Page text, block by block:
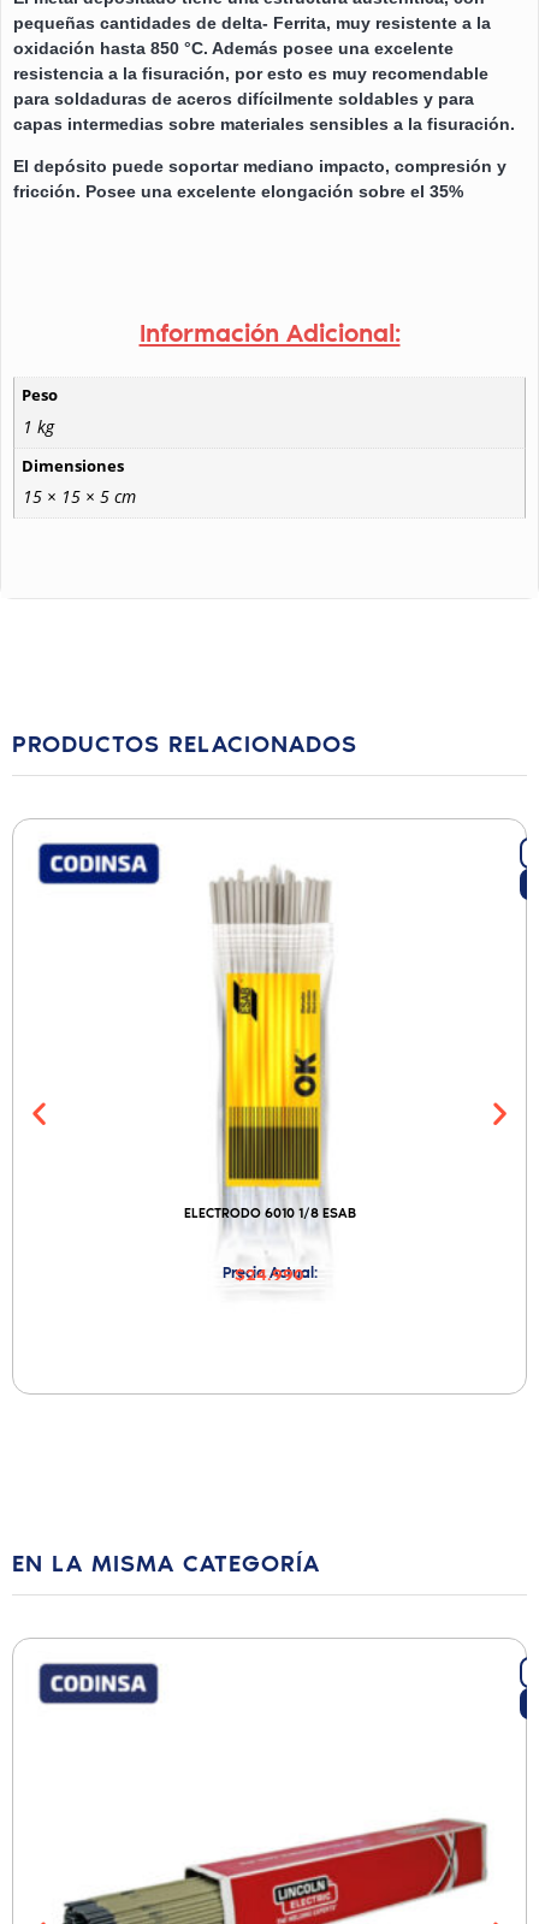
pequeñas cantidades de delta- Ferrita, muy resistente a la
oxidación hasta 850 °C. Además posee una excelente
resistencia a la fisuración, por esto es muy recomendable
para soldaduras de aceros difícilmente soldables y para
capas intermedias sobre materiales sensibles a la fisuración.
El depósito puede soportar mediano impacto, compresión y
fricción. Posee una excelente elongación sobre el 35%
Información Adicional:
Peso
1 kg
Dimensiones
15 × 15 × 5 cm
PRODUCTOS RELACIONADOS
ELECTRODO 6010 1/8 ESAB
Precio Actual:
$24.990
EN LA MISMA CATEGORÍA